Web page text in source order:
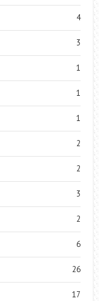
4
3
1
1
1
2
2
3
2
6
26
17